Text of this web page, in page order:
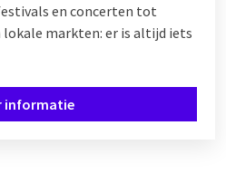
en concerten tot
markten: er is altijd iets
informatie